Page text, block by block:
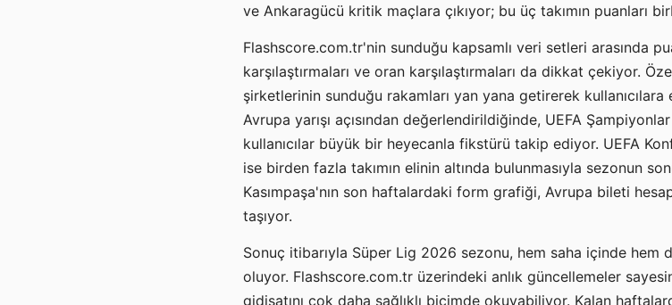
ve Ankaragücü kritik maçlara çıkıyor; bu üç takımın puanları
Flashscore.com.tr'nin sunduğu kapsamlı veri setleri arasında
karşılaştırmaları ve oran karşılaştırmaları da dikkat çekiyor.
şirketlerinin sunduğu rakamları yan yana getirerek kullanıcılara
Avrupa yarışı açısından değerlendirildiğinde, UEFA
kullanıcılar büyük bir heyecanla fikstürü takip ediyor. UEFA
ise birden fazla takımın elinin altında bulunmasıyla sezonun
Kasımpaşa'nın son haftalardaki form grafiği, Avrupa bileti
taşıyor.
Sonuç itibarıyla Süper Lig 2026 sezonu, hem saha içinde
oluyor. Flashscore.com.tr üzerindeki anlık güncellemeler
gidişatını çok daha sağlıklı biçimde okuyabiliyor. Kalan